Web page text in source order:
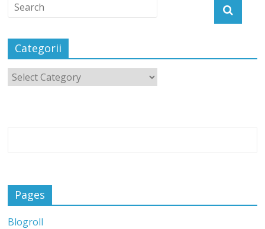
Categorii
Pages
Blogroll